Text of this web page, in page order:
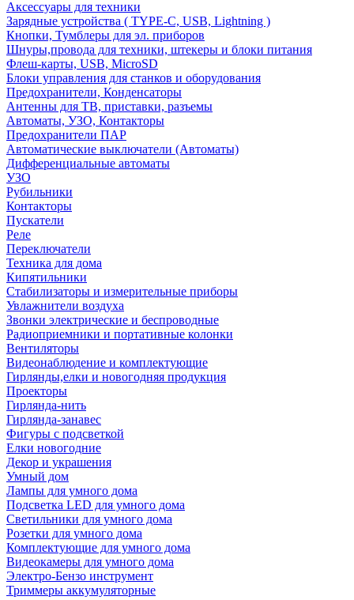
Аксессуары для техники
Зарядные устройства ( TYPE-C, USB, Lightning )
Кнопки, Тумблеры для эл. приборов
Шнуры,провода для техники, штекеры и блоки питания
Флеш-карты, USB, MicroSD
Блоки управления для станков и оборудования
Предохранители, Конденсаторы
Антенны для ТВ, приставки, разъемы
Автоматы, УЗО, Контакторы
Предохранители ПАР
Автоматические выключатели (Автоматы)
Дифференциальные автоматы
УЗО
Рубильники
Контакторы
Пускатели
Реле
Переключатели
Техника для дома
Кипятильники
Стабилизаторы и измерительные приборы
Увлажнители воздуха
Звонки электрические и беспроводные
Радиоприемники и портативные колонки
Вентиляторы
Видеонаблюдение и комплектующие
Гирлянды,елки и новогодняя продукция
Проекторы
Гирлянда-нить
Гирлянда-занавес
Фигуры с подсветкой
Елки новогодние
Декор и украшения
Умный дом
Лампы для умного дома
Подсветка LED для умного дома
Светильники для умного дома
Розетки для умного дома
Комплектующие для умного дома
Видеокамеры для умного дома
Электро-Бензо инструмент
Триммеры аккумуляторные